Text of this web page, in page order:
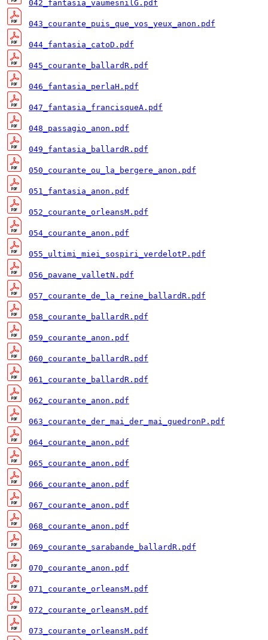
042_fantasia_vaumesnilG.pdf
043_courante_puis_que_vos_yeux_anon.pdf
044_fantasia_catoD.pdf
045_courante_ballardR.pdf
046_fantasia_perlaH.pdf
047_fantasia_francisqueA.pdf
048_passagio_anon.pdf
049_fantasia_ballardR.pdf
050_courante_ou_la_bergere_anon.pdf
051_fantasia_anon.pdf
052_courante_orleansM.pdf
054_courante_anon.pdf
055_ultimi_miei_sospiri_verdelotP.pdf
056_pavane_valletN.pdf
057_courante_de_la_reine_ballardR.pdf
058_courante_ballardR.pdf
059_courante_anon.pdf
060_courante_ballardR.pdf
061_courante_ballardR.pdf
062_courante_anon.pdf
063_courante_der_mai_der_mai_guedronP.pdf
064_courante_anon.pdf
065_courante_anon.pdf
066_courante_anon.pdf
067_courante_anon.pdf
068_courante_anon.pdf
069_courante_sarabande_ballardR.pdf
070_courante_anon.pdf
071_courante_orleansM.pdf
072_courante_orleansM.pdf
073_courante_orleansM.pdf